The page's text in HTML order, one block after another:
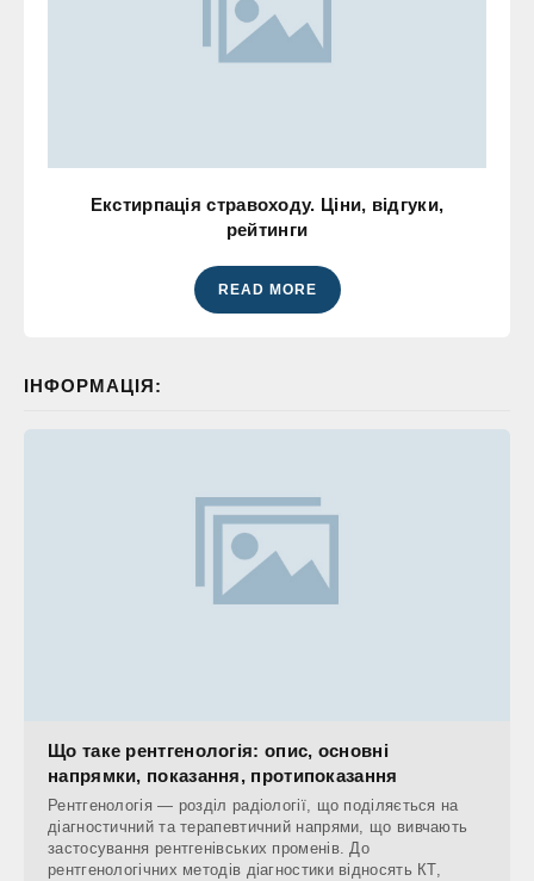
Екстирпація стравоходу. Ціни, відгуки,
рейтинги
READ MORE
ІНФОРМАЦІЯ:
Що таке рентгенологія: опис, основні
напрямки, показання, протипоказання
Рентгенологія — розділ радіології, що поділяється на
діагностичний та терапевтичний напрями, що вивчають
застосування рентгенівських променів. До
рентгенологічних методів діагностики відносять КТ,